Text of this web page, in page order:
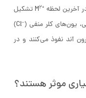
آخرین لحظه+
M2
تشکیل
یون‌های کلر منفی (–
Cl)
آند نفوذ می‌کنند و در
موثر هستند؟